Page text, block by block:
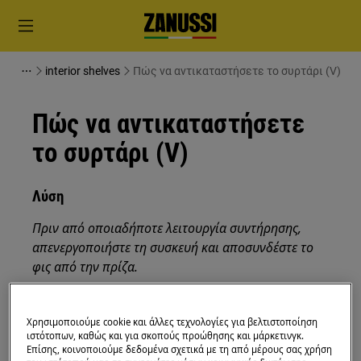
interior shelves Πώς να αντικαταστήσετε το συρτάρι (V)
Πώς να αντικαταστήσετε
το συρτάρι (V)
Λύση
Πριν από οποιαδήποτε λειτουργία συντήρησης,
απενεργοποιήστε τη συσκευή και αποσυνδέστε το
φις από την πρίζα.
συσκευές, για βαριές συσκευές είναι απαραίτητο να
μετακινηθούν από δύο άτομα.
Χρησιμοποιούμε cookie και άλλες τεχνολογίες για βελτιστοποίηση
ιστότοπων, καθώς και για σκοπούς προώθησης και μάρκετινγκ.
Επίσης, κοινοποιούμε δεδομένα σχετικά με τη από μέρους σας χρήση